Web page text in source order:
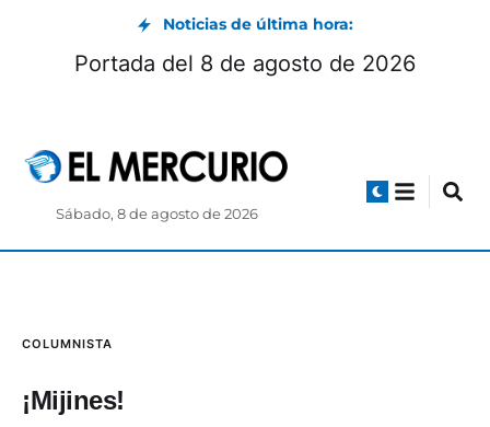
Noticias de última hora:
Portada del 8 de agosto de 2026
Sábado, 8 de agosto de 2026
COLUMNISTA
¡Mijines!